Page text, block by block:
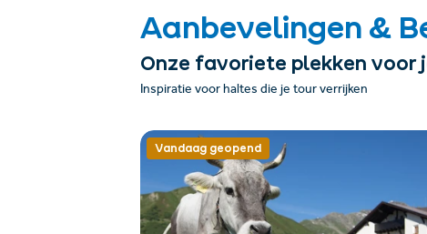
Aanbevelingen &
Onze favoriete plekken voor
Inspiratie voor haltes die je tour verrijken
Vandaag geopend